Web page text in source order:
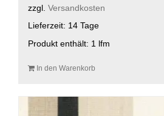
zzgl. Versandkosten
Lieferzeit: 14 Tage
Produkt enthält: 1 lfm
In den Warenkorb